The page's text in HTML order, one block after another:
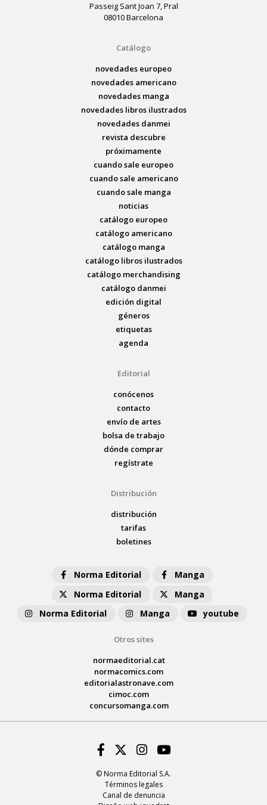
Passeig Sant Joan 7, Pral
08010 Barcelona
Catálogo
novedades europeo
novedades americano
novedades manga
novedades libros ilustrados
novedades danmei
revista descubre
próximamente
cuando sale europeo
cuando sale americano
cuando sale manga
noticias
catálogo europeo
catálogo americano
catálogo manga
catálogo libros ilustrados
catálogo merchandising
catálogo danmei
edición digital
géneros
etiquetas
agenda
Editorial
conócenos
contacto
envío de artes
bolsa de trabajo
dónde comprar
regístrate
Distribución
distribución
tarifas
boletines
Norma Editorial
Manga
Norma Editorial
Manga
Norma Editorial
Manga youtube
Otros sites
normaeditorial.cat
normacomics.com
editorialastronave.com
cimoc.com
concursomanga.com
© Norma Editorial S.A.
Términos legales
Canal de denuncia
Facebook
Twitter
Instagram
Youtube